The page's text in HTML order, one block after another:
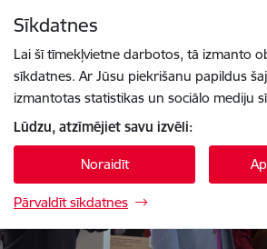
Sīkdatnes
Lai šī tīmekļvietne darbotos, tā izmanto
sīkdatnes. Ar Jūsu piekrišanu papildus
izmantotas statistikas un sociālo mediju
Lūdzu, atzīmējiet savu izvēli:
Noraidīt
Pārvaldīt sīkdatnes
1 / 4